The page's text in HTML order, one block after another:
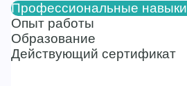
Профессиональные навыки
Опыт работы
Образование
Действующий сертификат